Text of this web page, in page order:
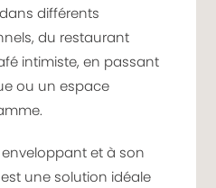
différents
du restaurant
intimiste, en passant
ou un espace
et à son
est une solution idéale